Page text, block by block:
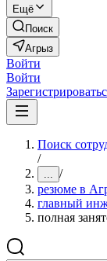
Ещё
Поиск
Агрыз
Войти
Войти
Поиск
/
... /
резюме в
главный
полная